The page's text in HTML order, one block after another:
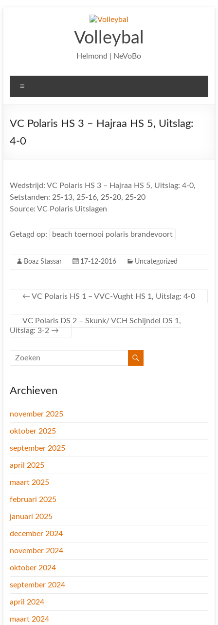
Volleybal
Helmond | NeVoBo
VC Polaris HS 3 – Hajraa HS 5, Uitslag:
4-0
Wedstrijd: VC Polaris HS 3 – Hajraa HS 5, Uitslag: 4-0,
Setstanden: 25-13, 25-16, 25-20, 25-20
Source: VC Polaris Uitslagen
Getagd op: beach toernooi polaris brandevoort
Boaz Stassar 17-12-2016 Uncategorized
← VC Polaris HS 1 – VVC-Vught HS 1, Uitslag: 4-0
VC Polaris DS 2 – Skunk/ VCH Schijndel DS 1,
Uitslag: 3-2 →
Archieven
november 2025
oktober 2025
september 2025
april 2025
maart 2025
februari 2025
januari 2025
december 2024
november 2024
oktober 2024
september 2024
april 2024
maart 2024